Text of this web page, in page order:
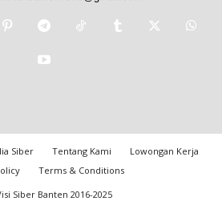
Siber Tentang Kami
Lowongan Kerja
Terms & Conditions
Siber Banten 2016-2025